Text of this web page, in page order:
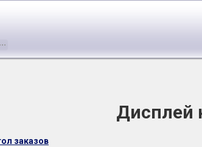
Дисплей
заказов